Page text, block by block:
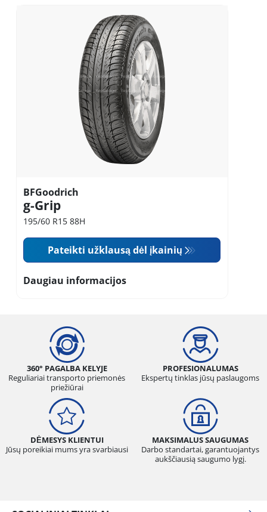
BFGoodrich
g-Grip
195/60 R15 88H
Pateikti užklausą dėl įkainių
Daugiau informacijos
360° PAGALBA KELYJE
Reguliariai transporto priemonės
priežiūrai
PROFESIONALUMAS
Ekspertų tinklas jūsų paslaugoms
DĖMESYS KLIENTUI
Jūsų poreikiai mums yra svarbiausi
MAKSIMALUS SAUGUMAS
Darbo standartai, garantuojantys
aukščiausią saugumo lygį.